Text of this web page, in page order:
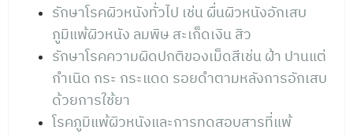
รักษาโรคผิวหนังทั่วไป เช่น ผื่นผิวหนังอักเสบ
ภูมิแพ้ผิวหนัง ลมพิษ สะเก็ดเงิน สิว
รักษาโรคความผิดปกติของเม็ดสีเช่น ฝ้า ปานแต่
กำเนิด กระ กระแดด รอยดำตามหลังการอักเสบ
ด้วยการใช้ยา
โรคภูมิแพ้ผิวหนังและการทดสอบสารที่แพ้